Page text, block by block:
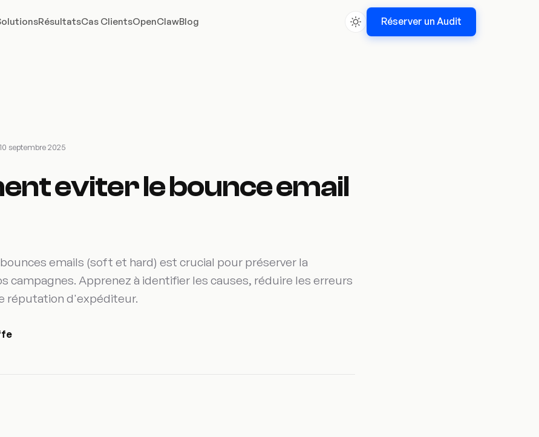
RésultatsCas ClientsOpenClawBlog Réserver un Audit
10 septembre 2025
eviter le bounce email
emails (soft et hard) est crucial pour préserver la
campagnes. Apprenez à identifier les causes, réduire les erreurs
réputation d'expéditeur.